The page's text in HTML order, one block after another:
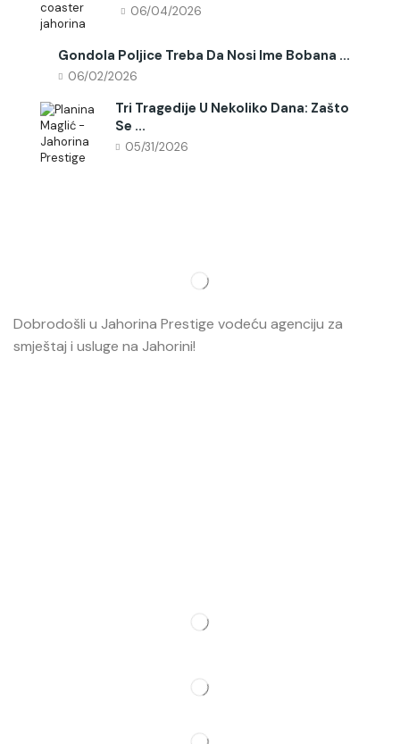
06/04/2026
Gondola Poljice Treba Da Nosi Ime Bobana ...
06/02/2026
Tri Tragedije U Nekoliko Dana: Zašto
Se ...
05/31/2026
Dobrodošli u Jahorina Prestige vodeću agenciju za
smještaj i usluge na Jahorini!